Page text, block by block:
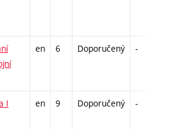
en 6 Doporučený -
I en 9 Doporučený -